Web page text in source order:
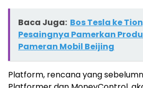
Baca Juga: Bos Tesla ke
Pesaingnya Pamerkan
Pameran Mobil Beijing
Platform, rencana yang